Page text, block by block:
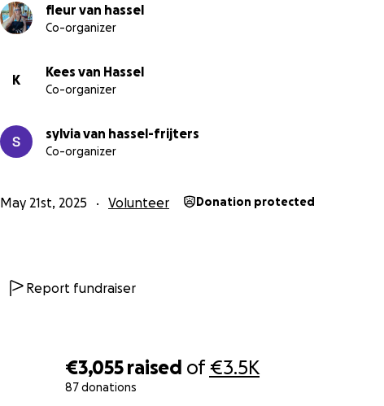
€3,055 raised of€3.5K
87 donations
fleur van hassel
Co-organizer
K
Kees van Hassel
Co-organizer
sylvia van hassel-frijters
Co-organizer
May 21st, 2025 Volunteer Donation protected
Report fundraiser